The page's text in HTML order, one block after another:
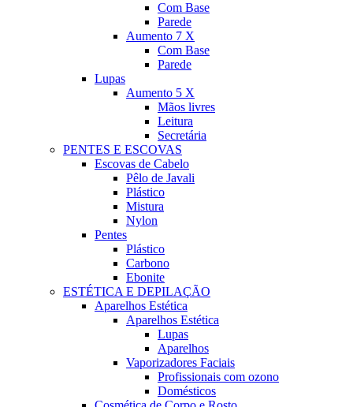
Com Base
Parede
Aumento 7 X
Com Base
Parede
Lupas
Aumento 5 X
Mãos livres
Leitura
Secretária
PENTES E ESCOVAS
Escovas de Cabelo
Pêlo de Javali
Plástico
Mistura
Nylon
Pentes
Plástico
Carbono
Ebonite
ESTÉTICA E DEPILAÇÃO
Aparelhos Estética
Aparelhos Estética
Lupas
Aparelhos
Vaporizadores Faciais
Profissionais com ozono
Domésticos